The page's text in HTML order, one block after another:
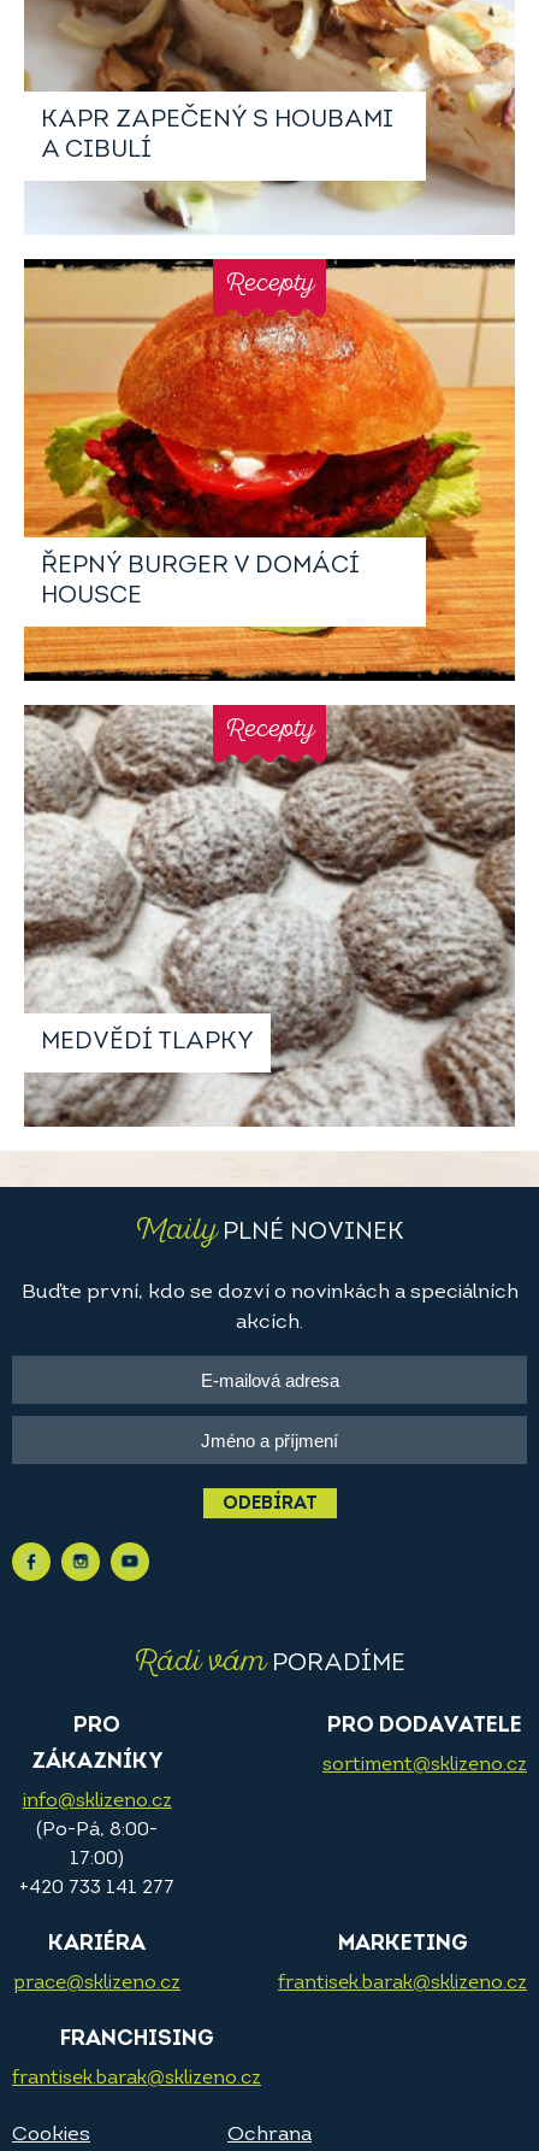
KAPR ZAPEČENÝ S HOUBAMI
A CIBULÍ
ŘEPNÝ BURGER V DOMÁCÍ
HOUSCE
Recepty
MEDVĚDÍ TLAPKY
Recepty
MailyPLNÉ NOVINEK
Buďte první, kdo se dozví o novinkách a speciálních
akcích.
ODEBÍRAT
Rádi vámPORADÍME
PRO
ZÁKAZNÍKY
info@sklizeno.cz
(Po-Pá, 8:00-
17:00)
+420 733 141 277
PRO DODAVATELE
sortiment@sklizeno.cz
KARIÉRA
prace@sklizeno.cz
MARKETING
frantisek.barak@sklizeno.cz
FRANCHISING
frantisek.barak@sklizeno.cz
Cookies Ochrana